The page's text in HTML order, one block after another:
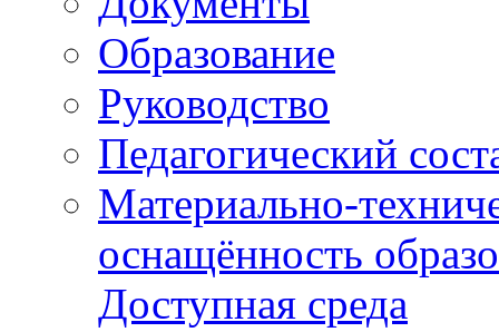
Образование
Руководство
Педагогический
Материально-
оснащённость
Доступная среда